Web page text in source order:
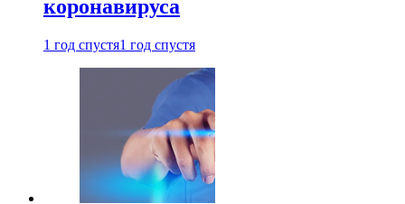
коронавируса
1 год спустя1 год спустя